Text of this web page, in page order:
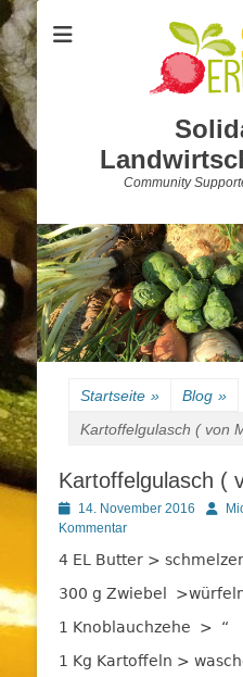
Community
Startseite » Blog »
Kartoffelgulasch ( von
Kartoffelgulasch (
Posted
on
14. November 2016 Autor
Kommentar
4 EL Butter >
300 g Zwiebel
1 Knoblauchzehe > “
1 Kg Kartoffeln >